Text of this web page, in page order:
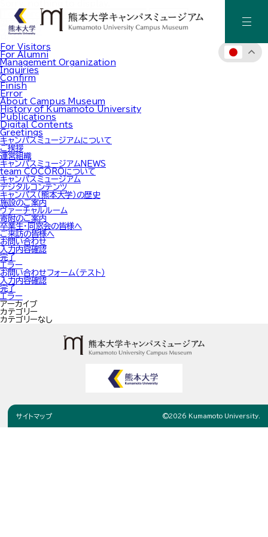
Search
固定ページ
サイトマップ
For Visitors
For Alumni
Management Organization
Inquiries
Confirm
Finish
Error
About Campus Museum
History of Kumamoto University
Publications
Digital Contents
Greetings
キャンパスミュージアムについて
ご挨拶
運営組織
キャンパスミュージアムNEWS
team COCOROについて
キャンパスミュージアム
デジタルコンテンツ
キャンパス（熊本大学）の歴史
施設のご案内
ヴァーチャルルーム
寄附のご案内
卒業生・同窓会の皆様へ
ご来訪の皆様へ
お問い合わせ
入力内容確認
完了
エラー
お問い合わせフォーム（テスト）
入力内容確認
完了
エラー
アーカイブ
カテゴリー
カテゴリーなし
サイトマップ ©2026 Kumamoto University.
ホーム
キャンパスミュージアムについて
キャンパス（熊本大学）の歴史
施設のご案内
デジタルアーカイブ
お知らせ・イベント情報
寄附のご案内
お問い合わせ